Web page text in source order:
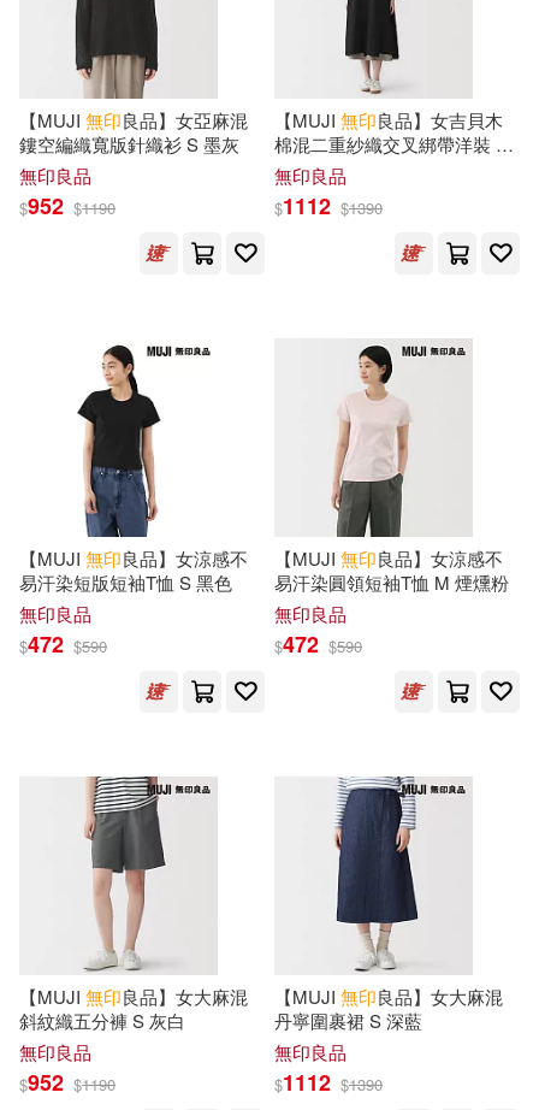
Cafe&Meal(1)
EORDA顧問群(1)
GB出版社(1)
GERHARD HUBSCHEN 等(1)
PEI(1)
Sachi(1)
X-knowledge Co. Ltd(1)
YOKO(1) [俄]巴枯寧(1)
mujikko(1)
オザワエイコ(1)
三津田信三(1)
劉和平(1) 劉容臣(1)
勝者直貢巴覺巴吉天頌恭(1)
親子天下(2)
PCuSER電腦人文化(1)
エクスナレッジ(1)
オレンジページ(1)
一起來出版(1)
上海人民美術出版社(1)
世界知識出版社(1)
中南大學出版社(1)
中國政法大學出版社(1)
中國紡織出版社(1)
中國計量出版社(1)
人民郵電出版社(1)
利陽時代(1)
北京圖書館出版社(1)
北京時代華文書局(1)
現在可購買商品(2846)
作者/演唱/譯/編/繪(17)
價格
範圍
【MUJI 無印良品】女亞麻混
鏤空編織寬版針織衫 S 墨灰
無印良品
$952 $1190
【MUJI 無印良品】女吉貝木
棉混二重紗織交叉綁帶洋裝 S
黑色
無印良品
$1112 $1390
【MUJI 無印良品】女涼感不
易汗染短版短袖T恤 S 黑色
無印良品
$472 $590
【MUJI 無印良品】女涼感不
易汗染圓領短袖T恤 M 煙燻粉
無印良品
$472 $590
【MUJI 無印良品】女大麻混
斜紋織五分褲 S 灰白
無印良品
$952 $1190
【MUJI 無印良品】女大麻混
丹寧圍裹裙 S 深藍
無印良品
$1112 $1390